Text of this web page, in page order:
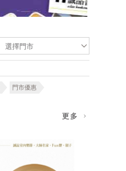
選擇門市
門市優惠
更多